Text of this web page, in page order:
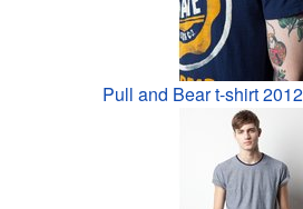
Pull and Bear t-shirt